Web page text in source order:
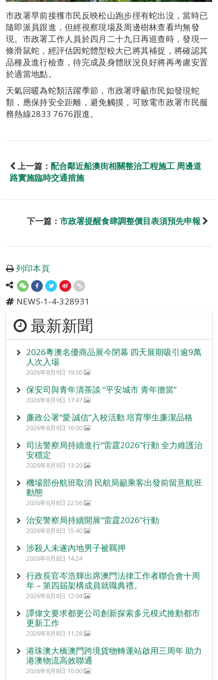
市政署早前接獲市民反映松山跑步徑有蛇出沒，當時已
隨即派員跟進，但經視察現場及周邊樹林查看均無發
現。市政署工作人員於四月二十九日再巡查時，發現一
條滑鼠蛇，經評估因蛇體型較大已將其補捉，將確認其
品種及進行檢查，待完成及身體狀況良好將再考慮安置
於適當地點。
天氣回暖為蛇類活躍季節，市政署呼籲市民如發現蛇
類，應保持安全距離，避免觸摸，可致電市政署市民服
務熱線2833 7676跟進。
上一篇： 配合鄰近船澳街相關整治工程施工 周邊道
路實施臨時交通措施
下一篇： 市政署提醒食肆調整價目表須預先申報
列印本頁
NEWS-1-4-328931
最新新聞
2026粵澳名優商品展今閉幕 四天展期吸引逾9萬
人次入場
2026年8月9日 19:30
保安司與青年清茶談 “平安城市 青年擔當”
2026年8月9日 17:47
廉政公署“愛‧誠信”入校活動 培育學生廉潔品格
2026年8月9日 16:00
司法警察局持續進行“雷霆2026”行動 全力維護治
安穩定
2026年8月9日 13:20
機場部份航班取消 民航局籲乘客出發前留意航班
動態
2026年8月8日 22:56
治安警察局持續開展“雷霆2026”行動
2026年8月8日 15:40
涉殺人未遂內地男子被羈押
2026年8月8日 14:24
行政長官岑浩輝出席澳門法律工作者聯合會十周
年 – 第四屆架構成員就職典禮。
2026年8月8日 12:04
譚偉文要求都更公司創新探索多元模式推動都市
更新工作
2026年8月8日 11:28
港珠澳大橋澳門跨境貨物轉運站啟用三周年 助力
港澳物流高效聯通
2026年8月8日 10:00